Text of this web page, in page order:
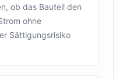
ob das Bauteil den
ohne
Sättigungsrisiko